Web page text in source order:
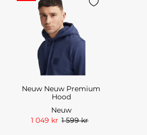
Neuw Neuw Premium
Hood
Neuw
1 049 kr 1 599 kr